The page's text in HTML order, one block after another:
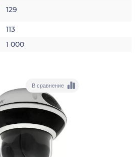
129
113
1 000
В сравнение